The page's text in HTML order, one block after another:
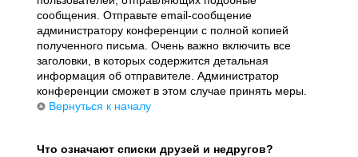
сообщения. Отправьте email-сообщение
администратору конференции с полной копией
полученного письма. Очень важно включить все
заголовки, в которых содержится детальная
информация об отправителе. Администратор
конференции сможет в этом случае принять меры.
Вернуться к началу
Что означают списки друзей и недругов?